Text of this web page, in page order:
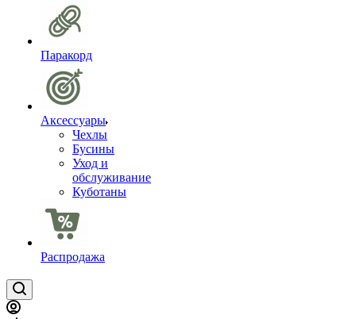
Паракорд
Аксессуары
Чехлы
Бусины
Уход и
обслуживание
Куботаны
Распродажа